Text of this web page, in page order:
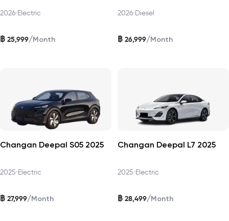
2026•Electric
฿ 25,999/Month
2026•Diesel
฿ 26,999/Month
Changan Deepal S05 2025
2025•Electric
฿ 27,999/Month
Changan Deepal L7 2025
2025•Electric
฿ 28,499/Month